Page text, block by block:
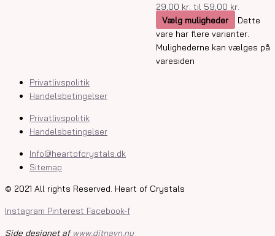
29,00 kr. til 59,00 kr.
Vælg muligheder
Dette
vare har flere varianter.
Mulighederne kan vælges på
varesiden
Privatlivspolitik
Handelsbetingelser
Privatlivspolitik
Handelsbetingelser
Info@heartofcrystals.dk
Sitemap
© 2021 All rights Reserved. Heart of Crystals
Instagram Pinterest Facebook-f
Side designet af www.ditnavn.nu